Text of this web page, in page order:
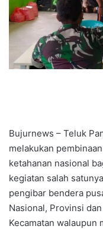
Bujurnews – Teluk
melakukan
ketahanan nasional
kegiatan salah
pengibar bendera
Nasional, Provinsi
Kecamatan walaupun